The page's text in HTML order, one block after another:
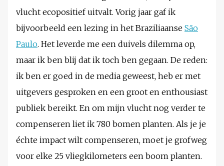
vlucht ecopositief uitvalt. Vorig jaar gaf ik
bijvoorbeeld een lezing in het Braziliaanse São
Paulo. Het leverde me een duivels dilemma op,
maar ik ben blij dat ik toch ben gegaan. De reden:
ik ben er goed in de media geweest, heb er met
uitgevers gesproken en een groot en enthousiast
publiek bereikt. En om mijn vlucht nog verder te
compenseren liet ik 780 bomen planten. Als je je
échte impact wilt compenseren, moet je grofweg
voor elke 25 vliegkilometers een boom planten.